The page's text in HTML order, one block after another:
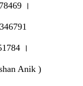
।
।
Anik )